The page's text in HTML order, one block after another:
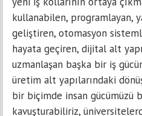
kullanabilen, programlayan,
geliştiren, otomasyon
hayata geçiren, dijital alt
uzmanlaşan başka bir iş
üretim alt yapılarındaki
bir biçimde insan gücümüzü
kavuşturabiliriz,